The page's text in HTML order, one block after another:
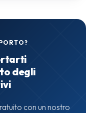
degli
con un nostro